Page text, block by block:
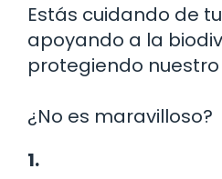
Estás cuidando de
apoyando a la
protegiendo
¿No es maravilloso?
1.